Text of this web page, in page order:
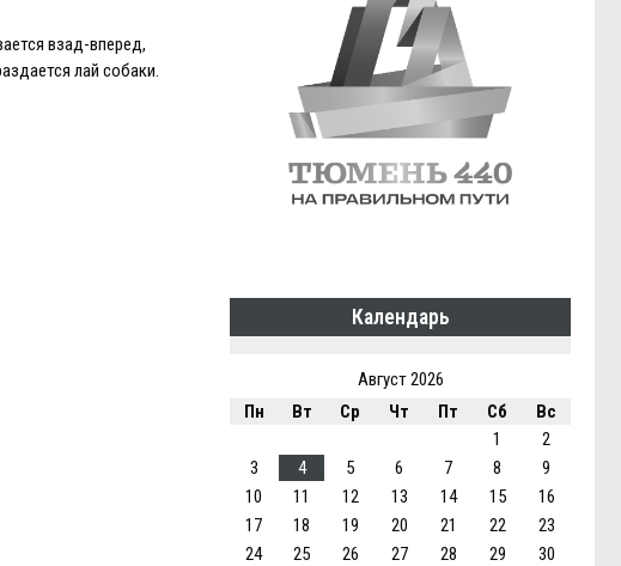
взад-вперед,
лай собаки.
Календарь
Август 2026
Пн
Вт Ср Чт Пт Сб
Вс
1
2
3
4 5 6 7 8
9
10
11 12 13 14 15
16
17
18 19 20 21 22
23
24
25 26 27 28 29
30